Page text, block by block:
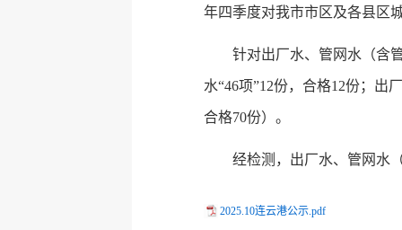
年四季度对我市市区及各县区
针对出厂水、管网水（含
水“46项”12份，合格12份；出
合格70份）。
经检测，出厂水、管网水
2025.10连云港公示.pdf